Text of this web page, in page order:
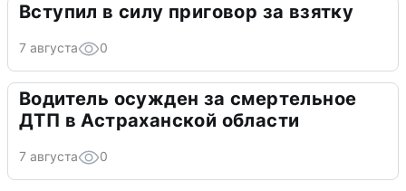
Вступил в силу приговор за взятку
7 августа 0
Водитель осужден за смертельное
ДТП в Астраханской области
7 августа 0